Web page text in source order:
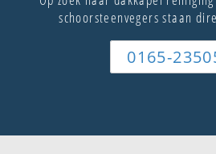
schoorsteenvegers staan
0165-